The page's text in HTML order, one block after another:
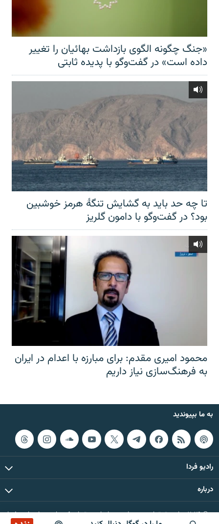
«جنگ چگونه الگوی بازداشت بهائیان را تغییر
داده است» در گفت‌وگو با پدیده ثابتی
تا چه حد باید به گشایش تنگهٔ هرمز خوشبین
بود؟ در گفت‌وگو با دامون گلریز
محمود امیری مقدم: برای مبارزه با اعدام در ایران
به فرهنگ‌سازی نیاز داریم
به ما بپیوندید
رادیو فردا
درباره
© ۲۰۲۶ تمام حقوق این وب‌سایت، بر اساس مقررات کپی‌رایت، برای رادیو فردا